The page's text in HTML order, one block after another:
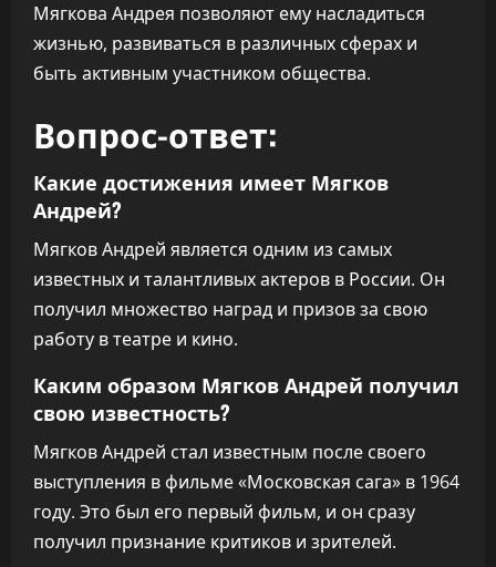
Мягкова Андрея позволяют ему насладиться
жизнью, развиваться в различных сферах и
быть активным участником общества.
Вопрос-ответ:
Какие достижения имеет Мягков
Андрей?
Мягков Андрей является одним из самых
известных и талантливых актеров в России. Он
получил множество наград и призов за свою
работу в театре и кино.
Каким образом Мягков Андрей получил
свою известность?
Мягков Андрей стал известным после своего
выступления в фильме «Московская сага» в 1964
году. Это был его первый фильм, и он сразу
получил признание критиков и зрителей.